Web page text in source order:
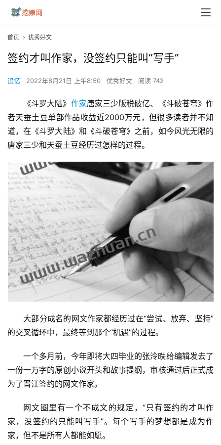
首页 优秀好文
签约才叫作家，没签约只能叫“写手”
追忆 2022年8月21日 上午8:50 优秀好文 阅读 742
《斗罗大陆》 作家唐家三少版税破亿、《斗破苍穹》作
者天蚕土豆单部作品收益近2000万元，但很多读者并不知
道，在《斗罗大陆》和《斗破苍穹》之前，如今风光无限的
唐家三少和天蚕土豆经历过怎样的过程。
大部分成名的网文作家都经历过在“尝试、放弃、坚持”
的交叉循环中，最终等到那个“机遇”的过程。
一个多月前，今年即将大四毕业的张泠昳给编辑发去了
一份一万字的原创小说开头和故事提纲，审核通过后正式成
为了晋江签约的网文作家。
网文圈里有一个不成文的规定，“只有签约的才叫作
家，没签约的只能叫写手”。每个写手的梦想都是成为作
家，但不是所有人都能如愿。